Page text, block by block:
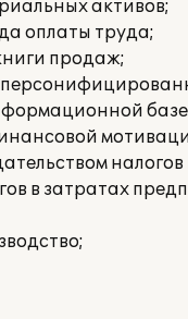
активов;
оплаты труда;
продаж;
в затратах